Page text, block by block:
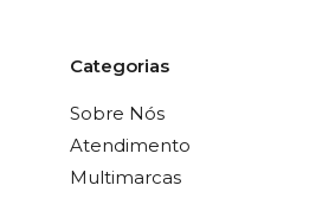
Categorias
Sobre Nós
Atendimento
Multimarcas